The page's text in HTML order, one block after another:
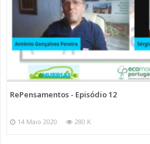
RePensamentos - Episódio 12
14 Maio 2020 280 K